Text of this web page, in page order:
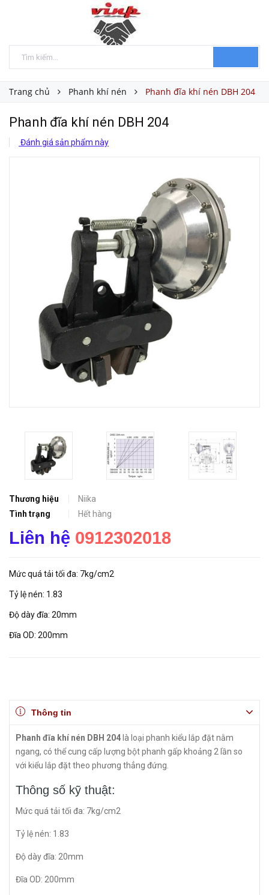
Trang chủ Phanh khí nén Phanh đĩa khí nén DBH 204
Phanh đĩa khí nén DBH 204
Đánh giá sản phẩm này
Thương hiệu
Niika
Tình trạng
Hết hàng
Liên hệ 0912302018
Mức quá tải tối đa: 7kg/cm2
Tỷ lệ nén: 1.83
Độ dày đĩa: 20mm
Đĩa OD: 200mm
Thông tin
Phanh đĩa khí nén DBH 204 là loại phanh kiểu lắp đặt nằm
ngang, có thể cung cấp lượng bột phanh gấp khoảng 2 lần so
với kiểu lắp đặt theo phương thẳng đứng.
Thông số kỹ thuật:
Mức quá tải tối đa: 7kg/cm2
Tỷ lệ nén: 1.83
Độ dày đĩa: 20mm
Đĩa OD: 200mm